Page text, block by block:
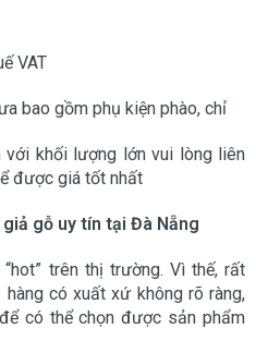
VAT
bao gồm phụ kiện phào, chỉ
với khối lượng lớn vui lòng liên
được giá tốt nhất
gỗ uy tín tại Đà Nẵng
trên thị trường. Vì thế, rất
hàng có xuất xứ không rõ ràng,
có thể chọn được sản phẩm